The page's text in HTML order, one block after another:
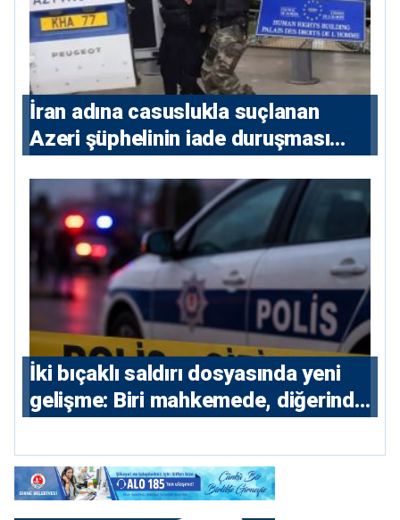
İran adına casuslukla suçlanan
Azeri şüphelinin iade duruşması
İki bıçaklı saldırı dosyasında yeni
gelişme: Biri mahkemede, diğerinde